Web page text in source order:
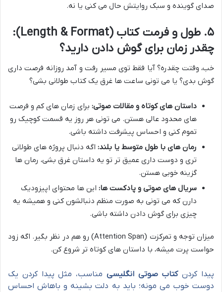
صدای گوینده و سبک روایتش حال می کنی یا نه.
۵. طول و فرمت کتاب (Length & Format):
چقدر زمان برای گوش دادن دارید؟
خب، وقتت چقدره؟ آیا فقط توی مسیر رفت و آمد روزانه فرصت داری
گوش بدی؟ یا می تونی ساعت ها غرق یک کتاب طولانی بشی؟
داستان های کوتاه و مقالات صوتی: برای زمان های کم و فرصت
های محدود عالی هستن. می تونی هر روز یه قسمت کوچیک رو
تموم کنی و احساس پیشرفت داشته باشی.
رمان های با طول متوسط یا بلند: اگه دنبال پروژه های طولانی
تری و دوست داری عمیق تر تو یه داستان غرق بشی، رمان ها
گزینه خوبی هستن.
سریال های صوتی و پادکست ها: این ها محتوای اپیزودیک
دارن که می تونی به صورت منظم دنبالشون کنی و همیشه یه
چیزی برای گوش دادن داشته باشی.
میزان توجه و تمرکزت (Attention Span) رو هم در نظر بگیر. اگه زود
حواست پرت میشه، با داستان های کوتاه تر شروع کن.
پیدا کردنکتاب صوتی انگلیسی مناسب، مثل پیدا کردن یک
دوست خوب می مونه؛ باید به دلت بشینه و باهاش احساس